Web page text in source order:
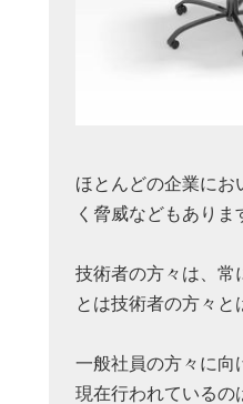
ほとんどの企業にお
く脅威などもありま
技術者の方々は、常
とは技術者の方々と
一般社員の方々に向
現在行われているの